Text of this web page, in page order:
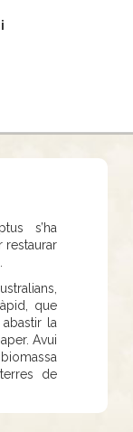
s’ha
restaurar
que
la
Avui
de